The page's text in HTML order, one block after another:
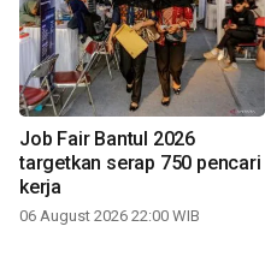
Job Fair Bantul 2026
targetkan serap 750 pencari
kerja
06 August 2026 22:00 WIB